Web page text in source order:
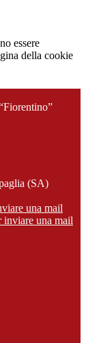
essere
della cookie
(SA)
una mail
inviare una mail